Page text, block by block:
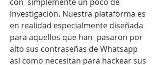
investigación. Nuestra plataforma es
en realidad especialmente diseñada
para aquellos que han  pasaron por
alto sus contraseñas de Whatsapp
así como necesitan para hackear sus